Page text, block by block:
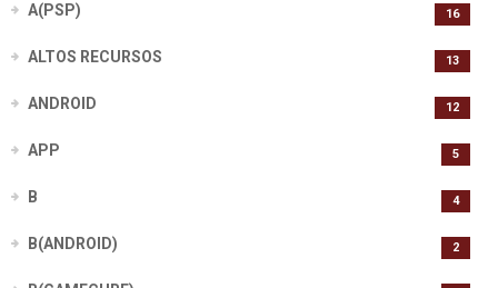
A(PSP) 16
ALTOS RECURSOS 13
ANDROID 12
APP 5
B 4
B(ANDROID) 2